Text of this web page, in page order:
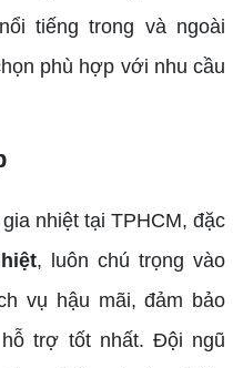
tiếng trong và ngoài
phù hợp với nhu cầu
nhiệt tại TPHCM, đặc
, luôn chú trọng vào
vụ hậu mãi, đảm bảo
trợ tốt nhất. Đội ngũ